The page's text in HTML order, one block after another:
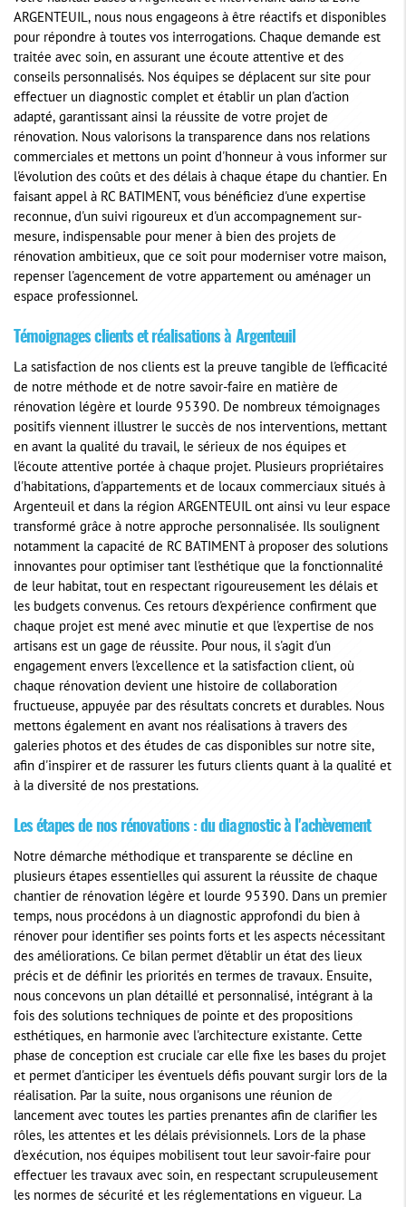
ARGENTEUIL, nous nous engageons à être réactifs et disponibles
pour répondre à toutes vos interrogations. Chaque demande est
traitée avec soin, en assurant une écoute attentive et des
conseils personnalisés. Nos équipes se déplacent sur site pour
effectuer un diagnostic complet et établir un plan d'action
adapté, garantissant ainsi la réussite de votre projet de
rénovation. Nous valorisons la transparence dans nos relations
commerciales et mettons un point d'honneur à vous informer sur
l'évolution des coûts et des délais à chaque étape du chantier. En
faisant appel à RC BATIMENT, vous bénéficiez d'une expertise
reconnue, d'un suivi rigoureux et d'un accompagnement sur-
mesure, indispensable pour mener à bien des projets de
rénovation ambitieux, que ce soit pour moderniser votre maison,
repenser l'agencement de votre appartement ou aménager un
espace professionnel.
Témoignages clients et réalisations à Argenteuil
La satisfaction de nos clients est la preuve tangible de l'efficacité
de notre méthode et de notre savoir-faire en matière de
rénovation légère et lourde 95390. De nombreux témoignages
positifs viennent illustrer le succès de nos interventions, mettant
en avant la qualité du travail, le sérieux de nos équipes et
l'écoute attentive portée à chaque projet. Plusieurs propriétaires
d'habitations, d'appartements et de locaux commerciaux situés à
Argenteuil et dans la région ARGENTEUIL ont ainsi vu leur espace
transformé grâce à notre approche personnalisée. Ils soulignent
notamment la capacité de RC BATIMENT à proposer des solutions
innovantes pour optimiser tant l'esthétique que la fonctionnalité
de leur habitat, tout en respectant rigoureusement les délais et
les budgets convenus. Ces retours d'expérience confirment que
chaque projet est mené avec minutie et que l'expertise de nos
artisans est un gage de réussite. Pour nous, il s'agit d'un
engagement envers l'excellence et la satisfaction client, où
chaque rénovation devient une histoire de collaboration
fructueuse, appuyée par des résultats concrets et durables. Nous
mettons également en avant nos réalisations à travers des
galeries photos et des études de cas disponibles sur notre site,
afin d'inspirer et de rassurer les futurs clients quant à la qualité et
à la diversité de nos prestations.
Les étapes de nos rénovations : du diagnostic à l'achèvement
Notre démarche méthodique et transparente se décline en
plusieurs étapes essentielles qui assurent la réussite de chaque
chantier de rénovation légère et lourde 95390. Dans un premier
temps, nous procédons à un diagnostic approfondi du bien à
rénover pour identifier ses points forts et les aspects nécessitant
des améliorations. Ce bilan permet d'établir un état des lieux
précis et de définir les priorités en termes de travaux. Ensuite,
nous concevons un plan détaillé et personnalisé, intégrant à la
fois des solutions techniques de pointe et des propositions
esthétiques, en harmonie avec l'architecture existante. Cette
phase de conception est cruciale car elle fixe les bases du projet
et permet d'anticiper les éventuels défis pouvant surgir lors de la
réalisation. Par la suite, nous organisons une réunion de
lancement avec toutes les parties prenantes afin de clarifier les
rôles, les attentes et les délais prévisionnels. Lors de la phase
d'exécution, nos équipes mobilisent tout leur savoir-faire pour
effectuer les travaux avec soin, en respectant scrupuleusement
les normes de sécurité et les réglementations en vigueur. La